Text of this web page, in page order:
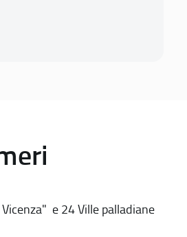
e 24 Ville palladiane